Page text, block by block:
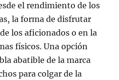
el rendimiento de los
la forma de disfrutar
los aficionados o en la
físicos. Una opción
abatible de la marca
para colgar de la